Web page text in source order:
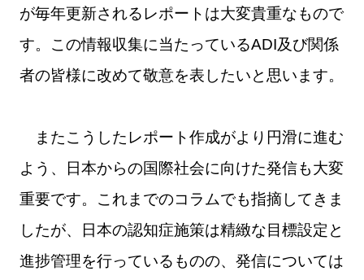
が毎年更新されるレポートは大変貴重なもので
す。この情報収集に当たっているADI及び関係
者の皆様に改めて敬意を表したいと思います。
またこうしたレポート作成がより円滑に進む
よう、日本からの国際社会に向けた発信も大変
重要です。これまでのコラムでも指摘してきま
したが、日本の認知症施策は精緻な目標設定と
進捗管理を行っているものの、発信については